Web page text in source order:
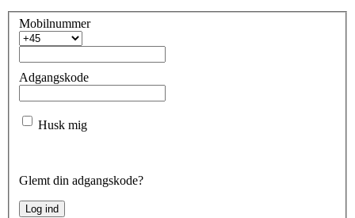
Mobilnummer
Adgangskode
Husk mig
Glemt din adgangskode?